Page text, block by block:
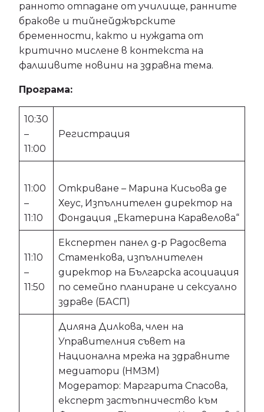
ранното отпадане от училище, ранните
бракове и тийнейджърските
бременности, както и нуждата от
критично мислене в контекста на
фалшивите новини на здравна тема.
Програма:
10:30
–
11:00
Регистрация
11:00
–
11:10
Откриване – Марина Кисьова де
Хеус, Изпълнителен директор на
Фондация „Екатерина Каравелова“
11:10
–
11:50
Експертен панел д-р Радосвета
Стаменкова, изпълнителен
директор на Българска асоциация
по семейно планиране и сексуално
здраве (БАСП)
Диляна Дилкова, член на
Управителния съвет на
Национална мрежа на здравните
медиатори (НМЗМ)
Модератор: Маргарита Спасова,
експерт застъпничество към